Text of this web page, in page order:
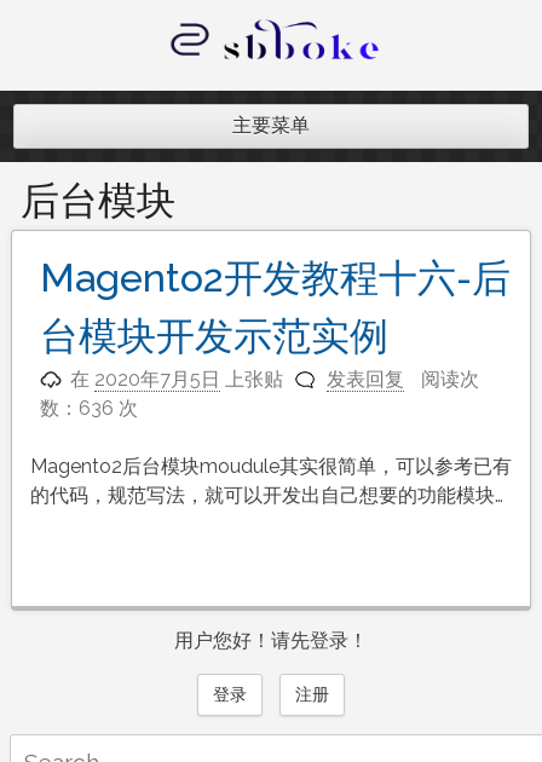
内
记录跨境电商独立站开发遇到的点点
主要菜单
后台模块
Magento2开发教程十六-后
台模块开发示范实例
在 2020年7月5日 上张贴 发表回复
阅读次
数：636 次
Magento2后台模块moudule其实很简单，可以参考已有
的代码，规范写法，就可以开发出自己想要的功能模块…
用户您好！请先登录！
登录 注册